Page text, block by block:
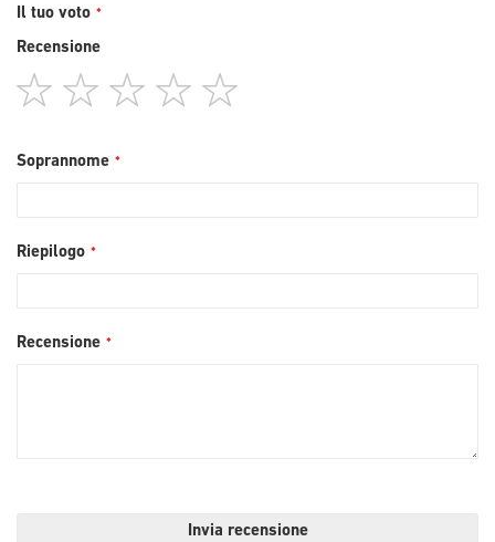
Il tuo voto
Recensione
1
star
2
stars
3
stars
4
stars
Soprannome
Riepilogo
Recensione
Invia recensione